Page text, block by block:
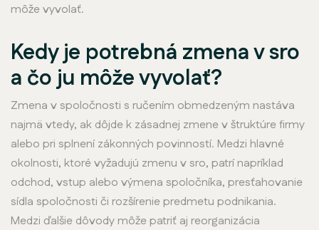
môže vyvolať.
Kedy je potrebná zmena v sro
a čo ju môže vyvolať?
Zmena v spoločnosti s ručením obmedzeným nastáva
najmä vtedy, ak dôjde k zásadnej zmene v štruktúre firmy
alebo pri splnení zákonných povinností. Medzi hlavné
okolnosti, ktoré vyžadujú zmenu v sro, patrí napríklad
odchod, vstup alebo výmena spoločníka, presťahovanie
sídla spoločnosti či rozšírenie predmetu podnikania.
Medzi ďalšie dôvody môže patriť aj reorganizácia